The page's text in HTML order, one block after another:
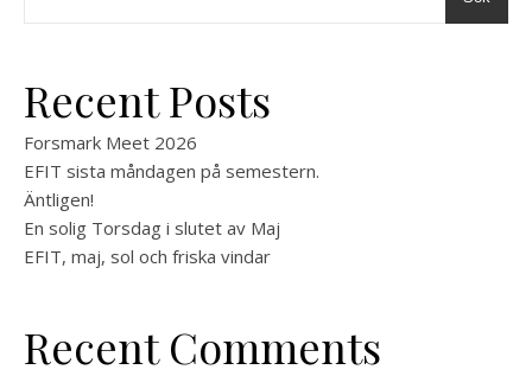
Recent Posts
Forsmark Meet 2026
EFIT sista måndagen på semestern.
Äntligen!
En solig Torsdag i slutet av Maj
EFIT, maj, sol och friska vindar
Recent Comments